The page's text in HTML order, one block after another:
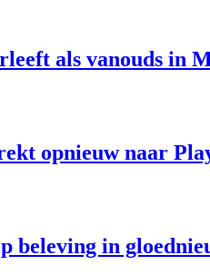
als vanouds in
opnieuw naar
beleving in